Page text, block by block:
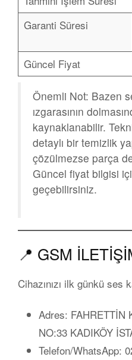
Garanti Süresi
Güncel Fiyat
Önemli Not: Bazen
ızgarasının
kaynaklanabilir.
detaylı bir temizlik
çözülmezse parça
Güncel fiyat bilgisi
geçebilirsiniz.
📍 GSM
Cihazınızı ilk günkü
Adres: FAHRETTİN
NO:33 KADIKÖY
Telefon/WhatsApp: